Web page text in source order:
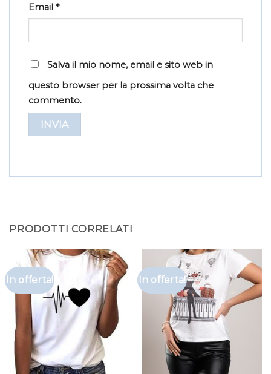
Email *
Salva il mio nome, email e sito web in
questo browser per la prossima volta che
commento.
PRODOTTI CORRELATI
In offerta! In offerta!